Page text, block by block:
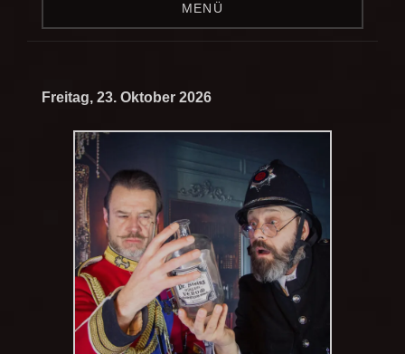
MENÜ
Freitag, 23. Oktober 2026